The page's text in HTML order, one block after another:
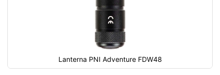
Lanterna PNI Adventure FDW48